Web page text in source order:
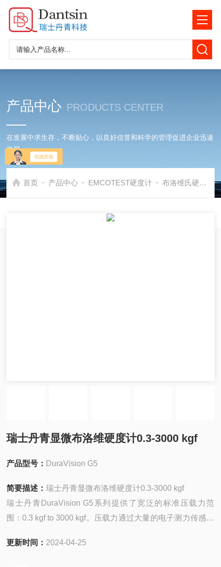
产品中心 PRODUCTS CENTER
在发展中求生存，不断贴心，以良好信誉和科学的管理促进企业迅速
发展
首页 - 产品中心 - EMCOTEST硬度计 - 布洛维氏硬度计
瑞士丹青显微布洛维硬度计0.3-3000 kgf
产品型号： DuraVision G5
简要描述：瑞士丹青显微布洛维硬度计0.3-3000 kgf
瑞士丹青DuraVision G5系列提供了宽泛的标准压载力范
围：0.3 kgf to 3000 kgf。压载力通过大量的电子测力传感器
3倍变焦，同时确保仅用极少的镜头即可覆盖整个应用范
更新时间： 2024-04-25